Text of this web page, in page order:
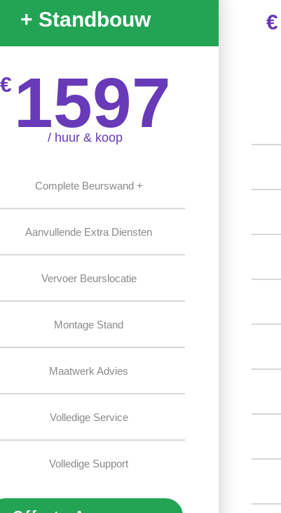
+ Standbouw
€ 1597
/ huur & koop
Complete Beurswand +
Aanvullende Extra Diensten
Vervoer Beurslocatie
Montage Stand
Maatwerk Advies
Volledige Service
Volledige Support
€